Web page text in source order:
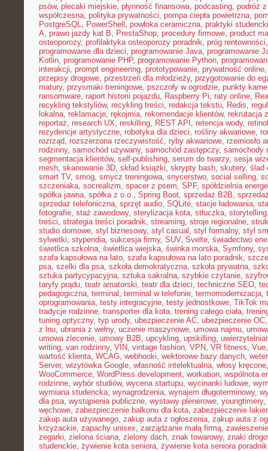
psów, plecaki miejskie, płynność finansowa, podcasting, podróż
współczesna, polityka prywatności, pompa ciepła powietrzna,
PostgreSQL, PowerShell , powłoka ceramiczna, praktyki
A, prawo jazdy kat B, PrestaShop, procedury firmowe, product
osteoporozy, profilaktyka osteoporozy poradnik, próg rentowności
programowanie dla dzieci, programowanie Java, programowanie
Kotlin, programowanie PHP, programowanie Python,
interakcji, prompt engineering, prototypowanie, prywatność online
przepisy drogowe, przestrzeń dla młodzieży, przygotowanie do
matury, przysmaki treningowe, pszczoły w ogrodzie, punkty karne
ransomware, raport historii pojazdu, Raspberry Pi, raty online,
recykling tekstyliów, recykling treści, redakcja tekstu, Redis,
lokalna, reklamacje, rękojmia, rekomendacje klientów, rekrutacja
reportaż, research UX, reskilling, REST API , retencja wody, retinol
rezydencje artystyczne, robotyka dla dzieci, rośliny akwariowe,
rozrząd, rozszerzona rzeczywistość, ryby akwariowe, rzemiosło
rodzinny, samochód używany, samochód zastępczy, samochody
segmentacja klientów, self-publishing, serum do twarzy, sesja
mesh, skanowanie 3D, skład książki, skrypty bash, skutery, ślad
smart TV, smog, smycz treningowa, snycerstwo, social selling,
szczeniaka, socrealizm, spacer z psem, SPF, spółdzielnia
spółka jawna, spółka z o.o., Spring Boot, sprzedaż B2B,
sprzedaż telefoniczna, sprzęt audio, SQLite, stacje ładowania,
fotografie, staż zawodowy, sterylizacja kota, stłuczka, storytelling
treści, strategia treści poradnik, streaming, stroje regionalne,
studio domowe, styl biznesowy, styl casual , styl formalny, styl
sylwetki, stypendia, sukcesja firmy, SUV, Svelte, świadectwo
świetlica szkolna, świetlica wiejska, świnka morska, Symfony,
szafa kapsułowa na lato, szafa kapsułowa na lato poradnik,
psa, szelki dla psa, szkoła demokratyczna, szkoła prywatna,
sztuka partycypacyjna, sztuka sakralna, szybkie czytanie,
taryfy prądu, teatr amatorski, teatr dla dzieci, techniczne SEO,
pedagogiczna, terminal , terminal w telefonie, termomodernizacja,
oprogramowania, testy integracyjne, testy jednostkowe, TikTok
tradycje rodzinne, transporter dla kota, trening całego ciała,
tuning optyczny, typ urody, ubezpieczenie AC, ubezpieczenie OC
z lnu, ubrania z wełny, uczenie maszynowe, umowa najmu,
umowa zlecenie, umowy B2B, upcykling, upskilling,
writing, van rodzinny, VIN, vintage fashion, VPN, VR fitness, Vue
wartość klienta, WCAG, webhooki, wektorowe bazy danych,
Server, wizytówka Google, własność intelektualna, włosy kręcone
WooCommerce, WordPress development, workation, wspólnota
rodzinne, wybór studiów, wycena startupu, wycinanki ludowe,
wymiana studencka, wynagrodzenia, wynajem długoterminowy,
dla psa, wystąpienia publiczne, wystawy plenerowe, youngtimery,
węchowe, zabezpieczenie balkonu dla kota, zabezpieczenie
zakup auta używanego, zakup auta z ogłoszenia, zakup auta z
krzyżackie, zapachy unisex, zarządzanie małą firmą, zawieszenie
zegarki, zielona ściana, zielony dach, znak towarowy, znaki
studenckie, żywienie kota seniora, żywienie kota seniora poradnik